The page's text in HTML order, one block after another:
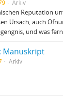
Arkiv
Reputation
Ursach, auch
und was
Manuskript
Arkiv